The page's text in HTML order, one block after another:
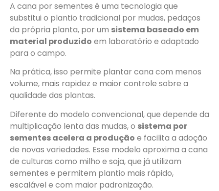
A cana por sementes é uma tecnologia que
substitui o plantio tradicional por mudas, pedaços
da própria planta, por um sistema baseado em
material produzido em laboratório e adaptado
para o campo.
Na prática, isso permite plantar cana com menos
volume, mais rapidez e maior controle sobre a
qualidade das plantas.
Diferente do modelo convencional, que depende da
multiplicação lenta das mudas, o sistema por
sementes acelera a produção e facilita a adoção
de novas variedades. Esse modelo aproxima a cana
de culturas como milho e soja, que já utilizam
sementes e permitem plantio mais rápido,
escalável e com maior padronização.